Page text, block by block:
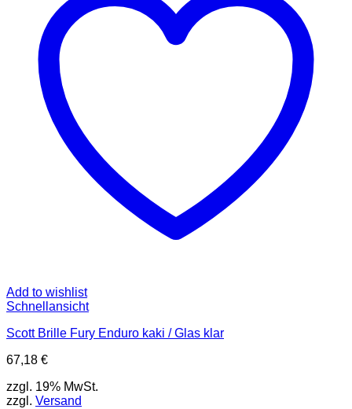
Add to wishlist
Schnellansicht
Scott Brille Fury Enduro kaki / Glas klar
67,18 €
zzgl. 19% MwSt.
zzgl. Versand